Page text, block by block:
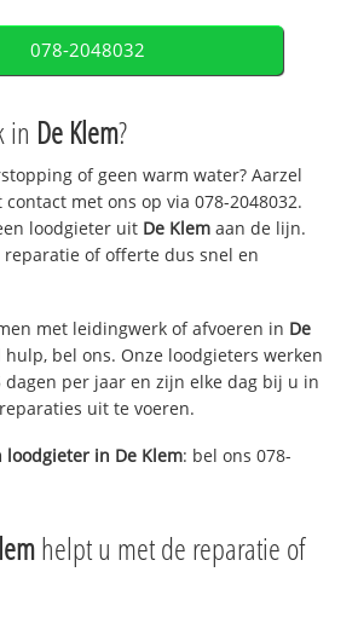
078-2048032
in De Klem?
of geen warm water? Aarzel
met ons op via 078-2048032.
loodgieter uit De Klem aan de lijn.
of offerte dus snel en
met leidingwerk of afvoeren in De
bel ons. Onze loodgieters werken
dagen per jaar en zijn elke dag bij u in
uit te voeren.
loodgieter in De Klem: bel ons 078-
helpt u met de reparatie of